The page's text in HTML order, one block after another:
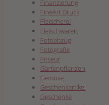
Finanzierung
FineArt Druck
Fleischerei
Fleischwaren
Fotoabzug
Fotografie
Friseur
Gartenpflanzen
Gemüse
Geschenkartikel
Geschenke